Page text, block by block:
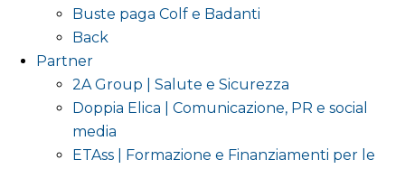
Buste paga Colf e Badanti
Back
Partner
2A Group | Salute e Sicurezza
Doppia Elica | Comunicazione, PR e social
media
ETAss | Formazione e Finanziamenti per le